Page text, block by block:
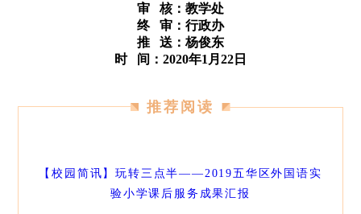
审 核：教学处
终 审：行政办
推 送：杨俊东
时 间：2020年1月22日
推荐阅读
【校园简讯】玩转三点半——2019五华区外国语实
验小学课后服务成果汇报